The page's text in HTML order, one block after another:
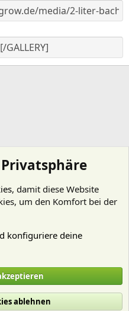
Hilfe und Impressum
, damit diese Website
um den Komfort bei der
konfiguriere deine
ablehnen